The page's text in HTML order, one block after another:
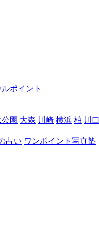
ルポイント
園 大森 川崎 横浜 柏 川口
占い ワンポイント写真塾